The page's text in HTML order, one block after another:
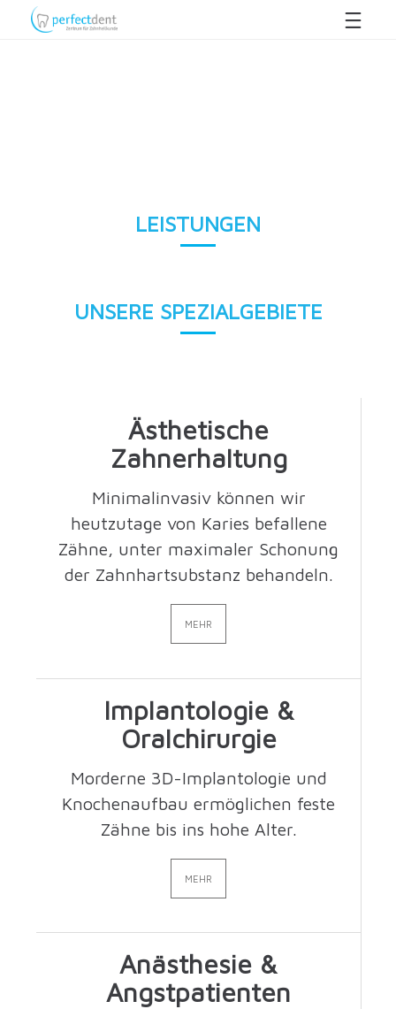
LEISTUNGEN
UNSERE SPEZIALGEBIETE
Ästhetische
Zahnerhaltung
Minimalinvasiv können wir
heutzutage von Karies befallene
Zähne, unter maximaler Schonung
der Zahnhartsubstanz behandeln.
MEHR
Implantologie &
Oralchirurgie
Morderne 3D-Implantologie und
Knochenaufbau ermöglichen feste
Zähne bis ins hohe Alter.
MEHR
Anästhesie &
Angstpatienten